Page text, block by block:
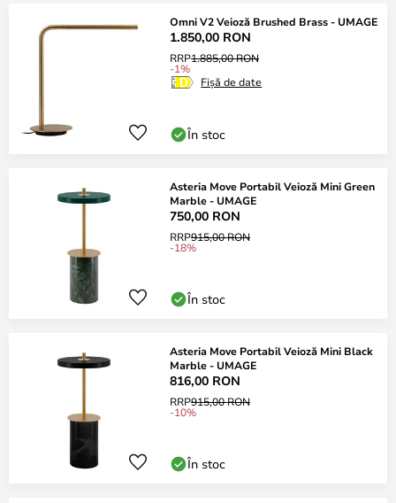
Omni V2 Veioză Brushed Brass - UMAGE
1.850,00 RON
RRP1.885,00 RON
-1%
Fișă de date
În stoc
Asteria Move Portabil Veioză Mini Green
Marble - UMAGE
750,00 RON
RRP915,00 RON
-18%
În stoc
Asteria Move Portabil Veioză Mini Black
Marble - UMAGE
816,00 RON
RRP915,00 RON
-10%
În stoc